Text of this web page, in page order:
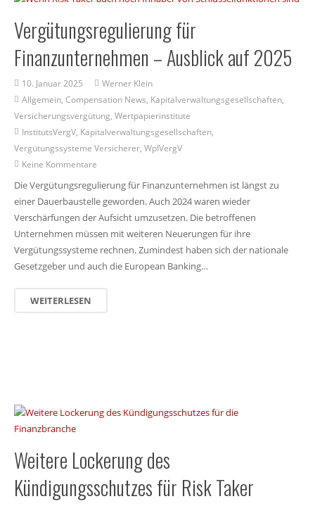
Vergütungsregulierung für
Finanzunternehmen – Ausblick auf 2025
10. Januar 2025
Werner Klein
Allgemein,Compensation News, Kapitalverwaltungsgesellschaften,
Versicherungsvergütung, Wertpapierinstitute
InstitutsVergV, Kapitalverwaltungsgesellschaften,
Vergütungssysteme Versicherer, WpIVergV
Keine Kommentare
Die Vergütungsregulierung für Finanzunternehmen ist längst zu
einer Dauerbaustelle geworden. Auch 2024 waren wieder
Verschärfungen der Aufsicht umzusetzen. Die betroffenen
Unternehmen müssen mit weiteren Neuerungen für ihre
Vergütungssysteme rechnen. Zumindest haben sich der nationale
Gesetzgeber und auch die European Banking…
WEITERLESEN
Weitere Lockerung des
Kündigungsschutzes für Risk Taker